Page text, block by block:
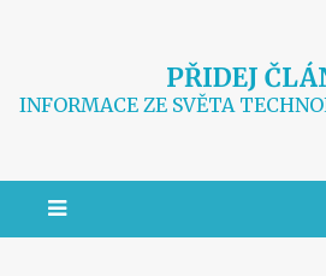
PŘIDEJ
INFORMACE ZE SVĚTA